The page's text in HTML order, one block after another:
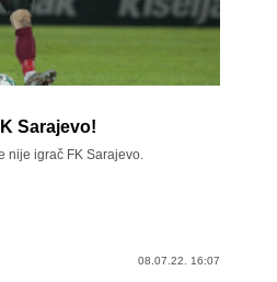
Sarajevo!
nije igrač FK Sarajevo.
08.07.22. 16:07